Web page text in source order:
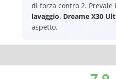
di forza contro 2. Prevale
lavaggio. Dreame X30
aspetto.